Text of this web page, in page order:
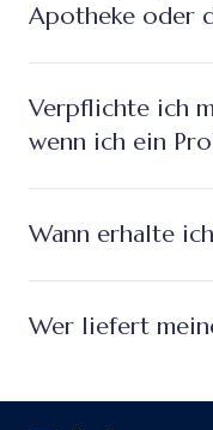
Apotheke oder
Verpflichte ich
wenn ich ein
Wann erhalte
Wer liefert